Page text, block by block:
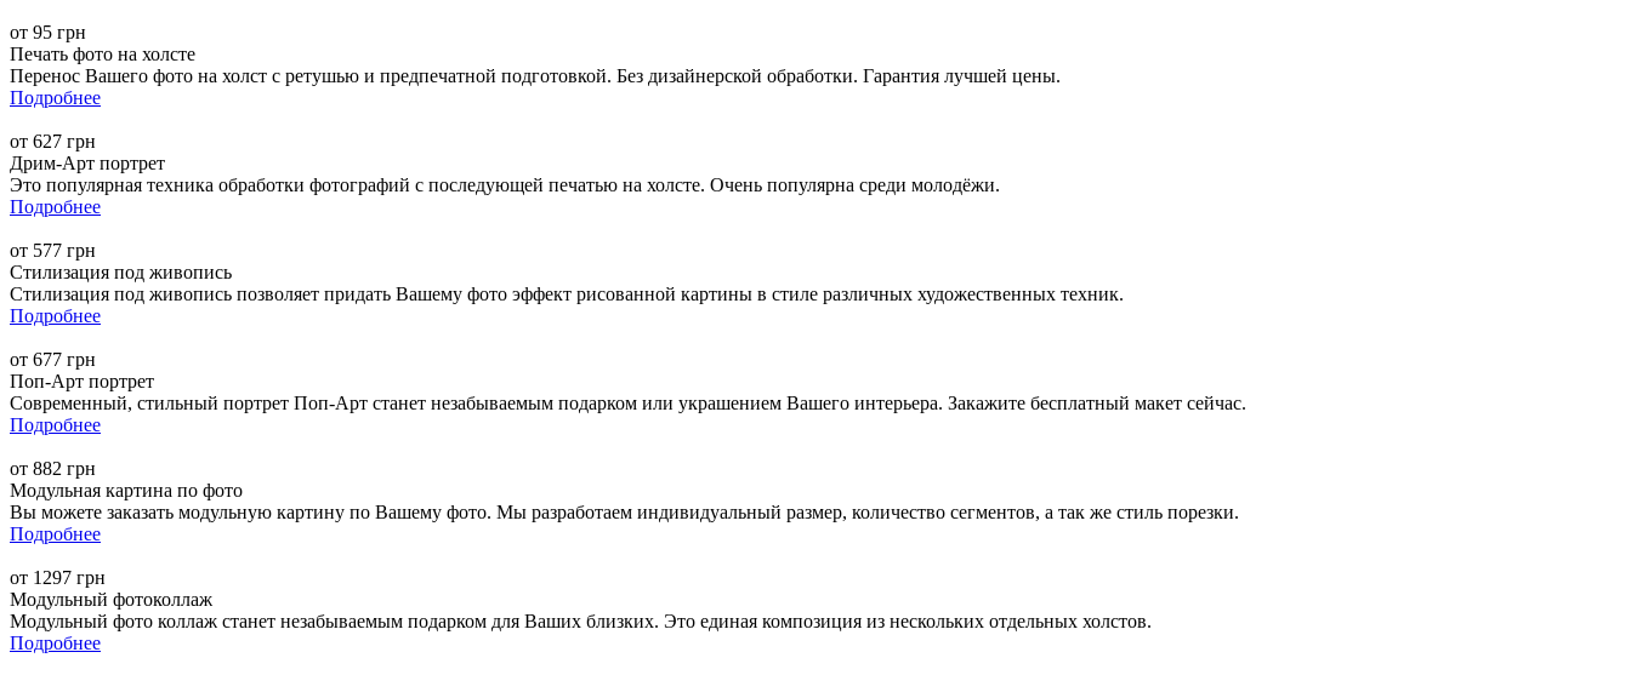
от 95 грн
Печать фото на холсте
Перенос Вашего фото на холст с ретушью и предпечатной подготовкой. Без дизайнерской обработки. Гарантия лучшей цены.
Подробнее
от 627 грн
Дрим-Арт портрет
Это популярная техника обработки фотографий с последующей печатью на холсте. Очень популярна среди молодёжи.
Подробнее
от 577 грн
Стилизация под живопись
Стилизация под живопись позволяет придать Вашему фото эффект рисованной картины в стиле различных художественных техник.
Подробнее
от 677 грн
Поп-Арт портрет
Современный, стильный портрет Поп-Арт станет незабываемым подарком или украшением Вашего интерьера. Закажите бесплатный макет сейчас.
Подробнее
от 882 грн
Модульная картина по фото
Вы можете заказать модульную картину по Вашему фото. Мы разработаем индивидуальный размер, количество сегментов, а так же стиль порезки.
Подробнее
от 1297 грн
Модульный фотоколлаж
Модульный фото коллаж станет незабываемым подарком для Ваших близких. Это единая композиция из нескольких отдельных холстов.
Подробнее